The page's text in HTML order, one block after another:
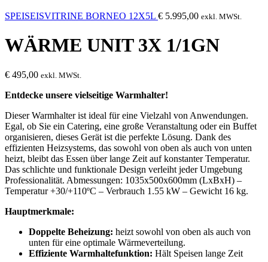
SPEISEISVITRINE BORNEO 12X5L € 5.995,00 exkl. MWSt.
WÄRME UNIT 3X 1/1GN
€ 495,00 exkl. MWSt.
Entdecke unsere vielseitige Warmhalter!
Dieser Warmhalter ist ideal für eine Vielzahl von Anwendungen.
Egal, ob Sie ein Catering, eine große Veranstaltung oder ein Buffet
organisieren, dieses Gerät ist die perfekte Lösung. Dank des
effizienten Heizsystems, das sowohl von oben als auch von unten
heizt, bleibt das Essen über lange Zeit auf konstanter Temperatur.
Das schlichte und funktionale Design verleiht jeder Umgebung
Professionalität. Abmessungen: 1035x500x600mm (LxBxH) –
Temperatur +30/+110ºC – Verbrauch 1.55 kW – Gewicht 16 kg.
Hauptmerkmale:
Doppelte Beheizung: heizt sowohl von oben als auch von
unten für eine optimale Wärmeverteilung.
Effiziente Warmhaltefunktion: Hält Speisen lange Zeit